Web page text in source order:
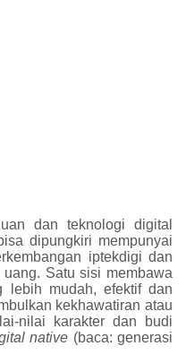
dan teknologi digital
dipungkiri mempunyai
iptekdigi dan
Satu sisi membawa
lebih mudah, efektif dan
kekhawatiran atau
nilai karakter dan budi
native (baca: generasi